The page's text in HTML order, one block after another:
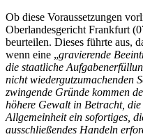
Ob diese Voraussetzungen
Oberlandesgericht Frankfurt
beurteilen. Dieses führte aus,
wenn eine „gravierende
die staatliche
nicht wiedergutzumachenden
zwingende Gründe kommen
höhere Gewalt in Betracht,
Allgemeinheit ein sofortiges,
ausschließendes Handeln